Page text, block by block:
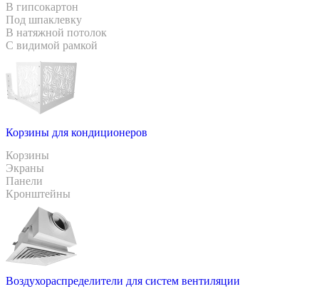
В гипсокартон
Под шпаклевку
В натяжной потолок
С видимой рамкой
Корзины для кондиционеров
Корзины
Экраны
Панели
Кронштейны
Воздухораспределители для систем вентиляции